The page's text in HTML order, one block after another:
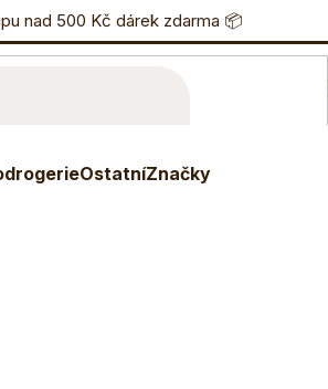
nad 500 Kč dárek zdarma 📦
OstatníZnačky
Eshop 733 738 836